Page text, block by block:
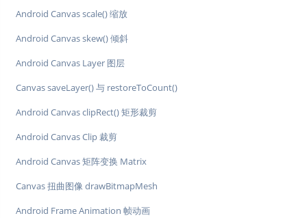
Android Canvas scale() 缩放
Android Canvas skew() 倾斜
Android Canvas Layer 图层
Canvas saveLayer() 与 restoreToCount()
Android Canvas clipRect() 矩形裁剪
Android Canvas Clip 裁剪
Android Canvas 矩阵变换 Matrix
Canvas 扭曲图像 drawBitmapMesh
Android Frame Animation 帧动画